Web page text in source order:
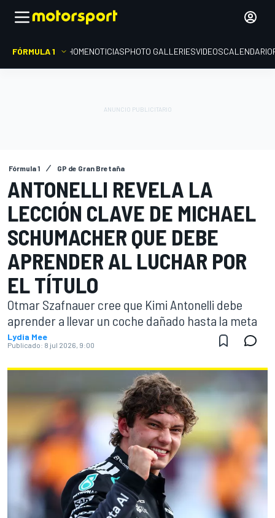
FÓRMULA 1 HOMENOTICIASPHOTO GALLERIESVIDEOSCALENDARIO
Fórmula 1 GP de Gran Bretaña
ANTONELLI REVELA LA
LECCIÓN CLAVE DE MICHAEL
SCHUMACHER QUE DEBE
APRENDER AL LUCHAR POR
EL TÍTULO
Otmar Szafnauer cree que Kimi Antonelli debe
aprender a llevar un coche dañado hasta la meta
Lydia Mee
Publicado: 8 jul 2026, 9:00